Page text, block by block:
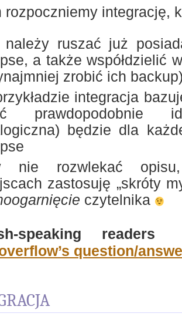
rozpoczniemy integrację,
należy ruszać już
a także współdzielić
zrobić ich
integracja
prawdopodobnie
będzie dla
nie rozwlekać
zastosuję „skróty
czytelnika
speaking
question/